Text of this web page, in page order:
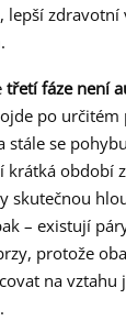
lepší
třetí fáze není
po určitém
stále se
krátká období
skutečnou
– existují
protože
na vztahu